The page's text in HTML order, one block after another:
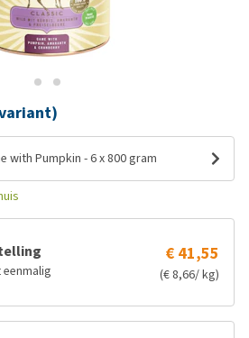
with Pumpkin - 6 x 800 gram
€ 41,55
(€ 8,66/ kg)